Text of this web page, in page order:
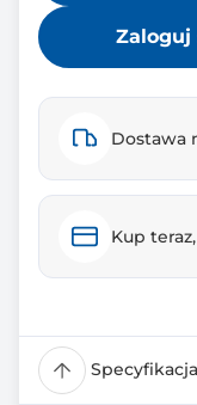
Zaloguj
Dostawa
Kup
Specyfikacja